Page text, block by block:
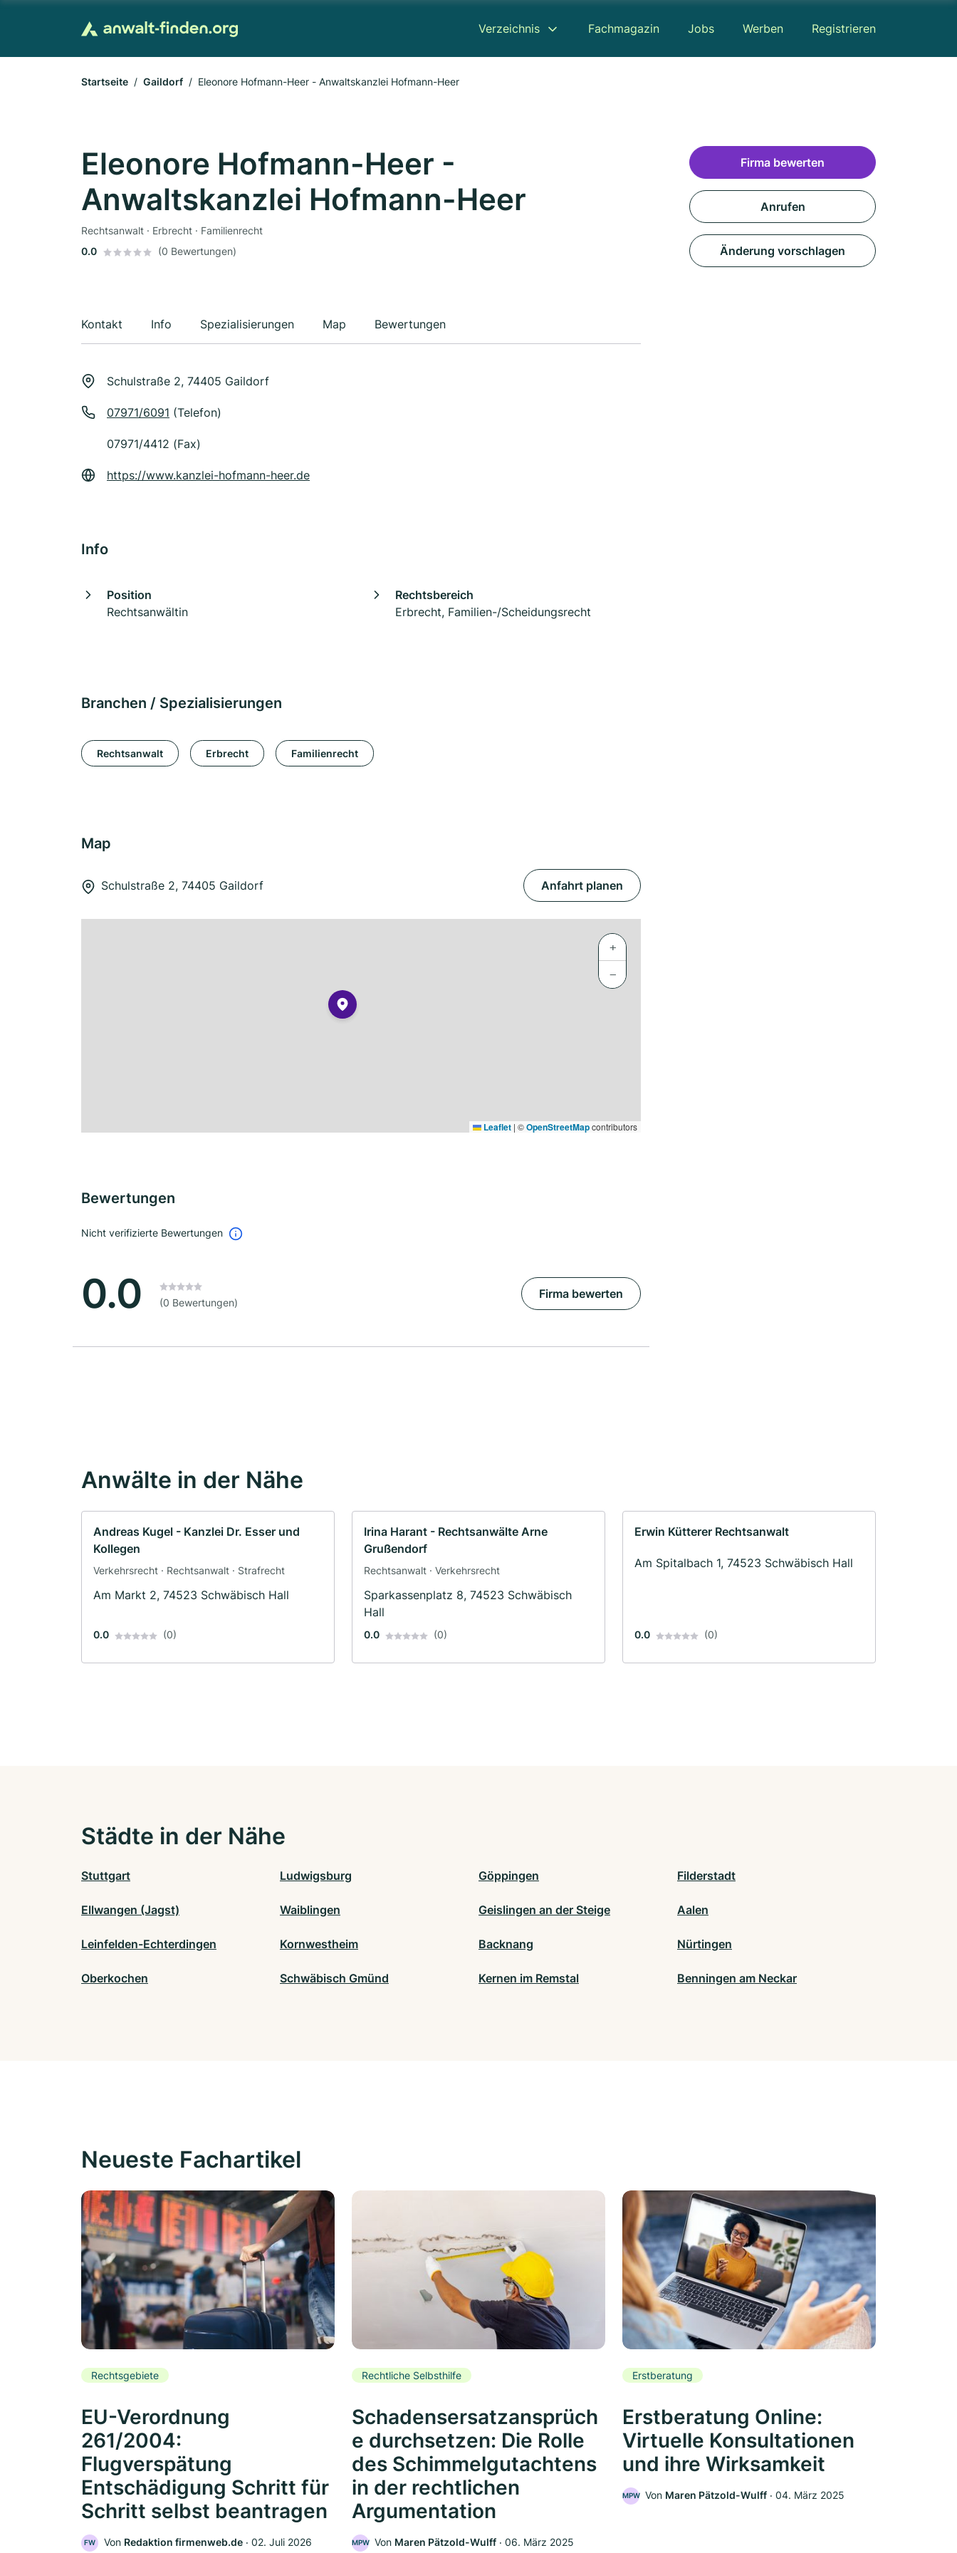
Verzeichnis Fachmagazin Jobs Werben Registrieren
Startseite Gaildorf Eleonore Hofmann-Heer - Anwaltskanzlei Hofmann-Heer
Eleonore Hofmann-Heer -
Anwaltskanzlei Hofmann-Heer
Rechtsanwalt · Erbrecht · Familienrecht
0.0
(0 Bewertungen)
Kontakt Info Spezialisierungen Map Bewertungen
Schulstraße 2, 74405 Gaildorf
07971/6091 (Telefon)
07971/4412 (Fax)
https://www.kanzlei-hofmann-heer.de
Info
Position
Rechtsanwältin
Rechtsbereich
Erbrecht, Familien-/Scheidungsrecht
Branchen / Spezialisierungen
Rechtsanwalt Erbrecht Familienrecht
Map
Schulstraße 2, 74405 Gaildorf Anfahrt planen
+
−
Leaflet | ©OpenStreetMapcontributors
Bewertungen
Nicht verifizierte Bewertungen
0.0 (0 Bewertungen)
Firma bewerten
Firma bewerten
Anrufen
Änderung vorschlagen
Anwälte in der Nähe
Andreas Kugel - Kanzlei Dr. Esser und
Kollegen
Verkehrsrecht · Rechtsanwalt · Strafrecht
Am Markt 2, 74523 Schwäbisch Hall
0.0 (0)
Irina Harant - Rechtsanwälte Arne
Grußendorf
Rechtsanwalt · Verkehrsrecht
Sparkassenplatz 8, 74523 Schwäbisch
Hall
0.0 (0)
Erwin Kütterer Rechtsanwalt
Am Spitalbach 1, 74523 Schwäbisch Hall
0.0 (0)
Städte in der Nähe
Stuttgart Ludwigsburg Göppingen Filderstadt
Ellwangen (Jagst) Waiblingen Geislingen an der Steige Aalen
Leinfelden-Echterdingen Kornwestheim Backnang Nürtingen
Oberkochen Schwäbisch Gmünd Kernen im Remstal Benningen am Neckar
Neueste Fachartikel
Rechtsgebiete
EU-Verordnung
261/2004:
Flugverspätung
Entschädigung Schritt für
Schritt selbst beantragen
FW Von Redaktion firmenweb.de ‧ 02. Juli 2026
Rechtliche Selbsthilfe
Schadensersatzansprüch
e durchsetzen: Die Rolle
des Schimmelgutachtens
in der rechtlichen
Argumentation
MPW Von Maren Pätzold-Wulff ‧ 06. März 2025
Erstberatung
Erstberatung Online:
Virtuelle Konsultationen
und ihre Wirksamkeit
MPW Von Maren Pätzold-Wulff ‧ 04. März 2025